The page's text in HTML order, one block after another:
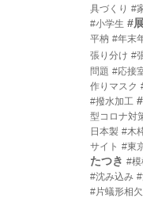
具づくり #
#小学生 #
平枘 #年末
張り分け #
問題 #応接
作りマスク
#撥水加工
型コロナ対
日本製 #木
サイト #東
たつき #模
#沈み込み
#片蟻形相